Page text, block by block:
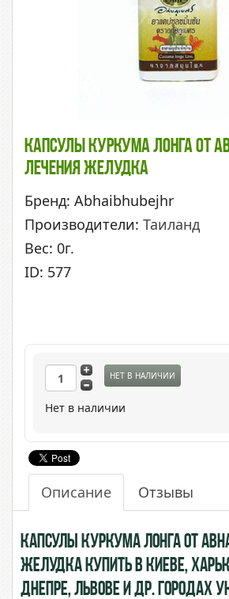
Капсулы Куркума Лонга От
Лечения Желудка
Бренд: Abhaibhubejhr
Производители: Таиланд
Вес: 0г.
ID: 577
НЕТ В НАЛИЧИИ
Нет в наличии
Описание Отзывы
Капсулы Куркума Лонга от
желудка купить в Киеве,
Днепре, Львове и др. городах